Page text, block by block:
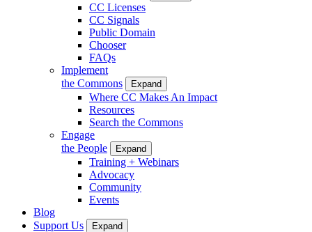
CC Licenses
CC Signals
Public Domain
Chooser
FAQs
Implement
the Commons
Expand
Where CC Makes An Impact
Resources
Search the Commons
Engage
the People
Expand
Training + Webinars
Advocacy
Community
Events
Blog
Support Us
Expand